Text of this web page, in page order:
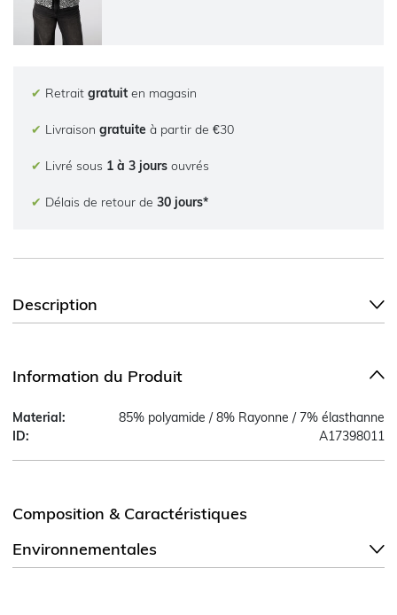
✔ Retrait gratuit en magasin
✔ Livraison gratuite à partir de €30
✔ Livré sous 1 à 3 jours ouvrés
✔ Délais de retour de 30 jours*
Description
Information du Produit
Material:
85% polyamide / 8% Rayonne / 7% élasthanne
ID:
A17398011
Composition & Caractéristiques
Environnementales